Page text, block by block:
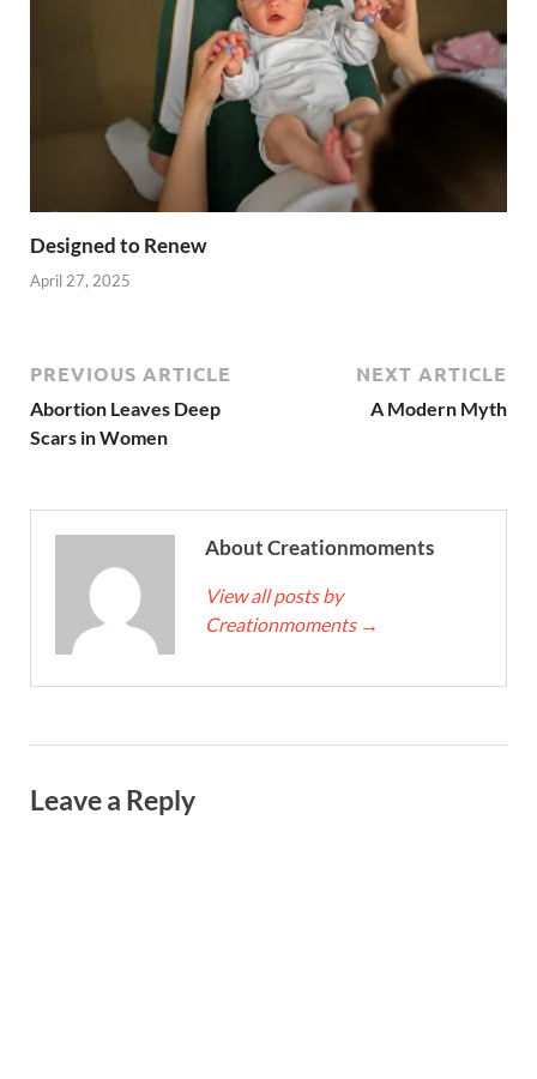
Designed to Renew
April 27, 2025
PREVIOUS ARTICLE
Abortion Leaves Deep
Scars in Women
NEXT ARTICLE
A Modern Myth
About Creationmoments
View all posts by
Creationmoments →
Leave a Reply